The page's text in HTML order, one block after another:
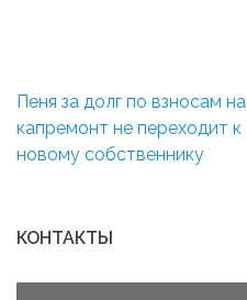
Навигация
по
записям
Пеня за долг по взносам на
капремонт не переходит к
новому собственнику
КОНТАКТЫ